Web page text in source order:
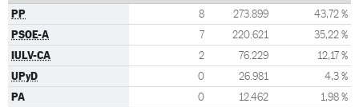
PP 8 273.899 43,72 %
PSOE-A 7 220.621 35,22 %
IULV-CA 2 76.229 12,17 %
UPyD 0 26.981 4,3 %
PA 0 12.462 1,98 %